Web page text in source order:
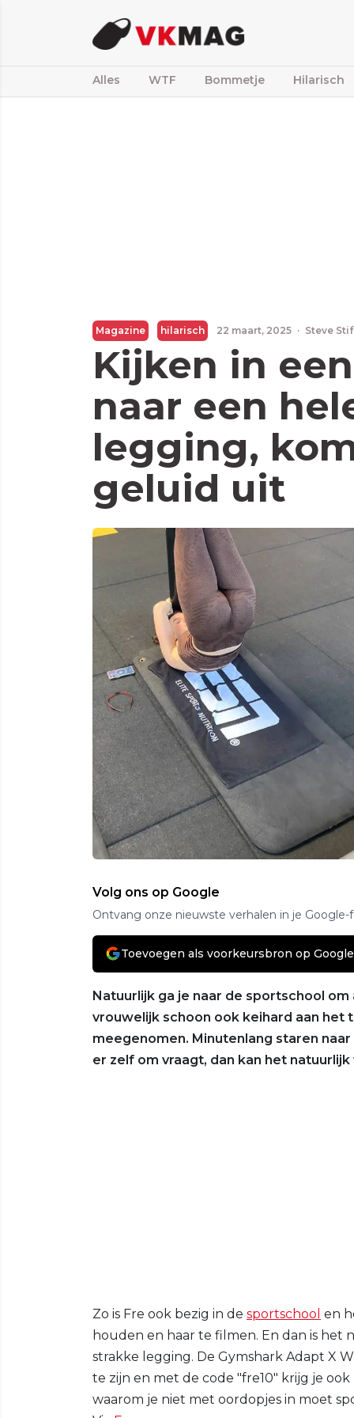
Alles WTF Bommetje Hilarisch
Magazine hilarisch 22 maart, 2025 · Steve
Kijken in
naar een
legging,
geluid uit
Volg ons op Google
Ontvang onze nieuwste verhalen in je Google-
Toevoegen als voorkeursbron op Google
Natuurlijk ga je naar de sportschool om
vrouwelijk schoon ook keihard aan het
meegenomen. Minutenlang staren
er zelf om vraagt, dan kan het natuurlijk
Zo is Fre ook bezig in de sportschool en
houden en haar te filmen. En dan is
strakke legging. De Gymshark Adapt X
te zijn en met de code "fre10" krijg je
waarom je niet met oordopjes in moet